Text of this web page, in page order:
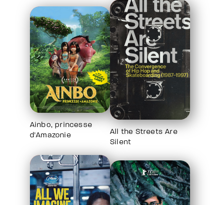
Ainbo, princesse
d'Amazonie
All the Streets Are
Silent